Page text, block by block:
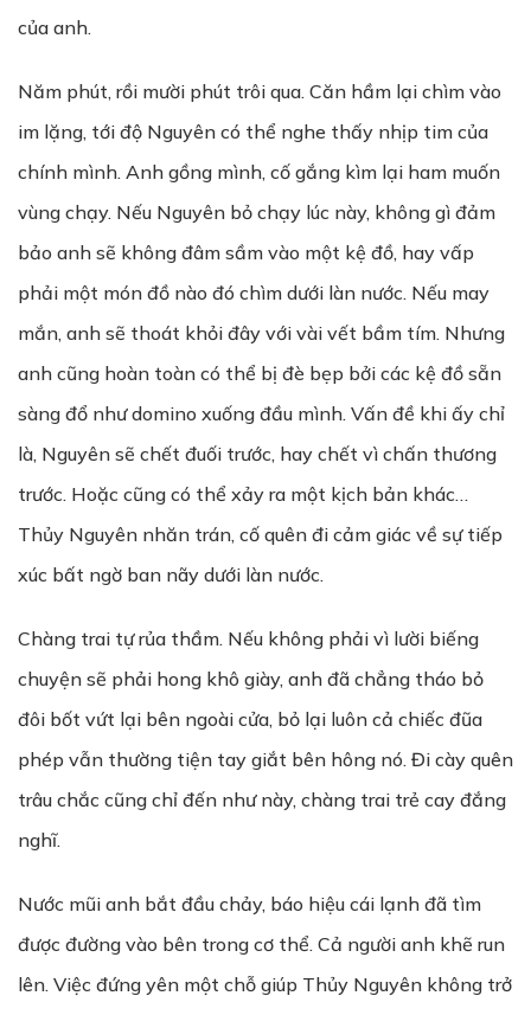
của anh.
Năm phút, rồi mười phút trôi qua. Căn hầm lại chìm vào
im lặng, tới độ Nguyên có thể nghe thấy nhịp tim của
chính mình. Anh gồng mình, cố gắng kìm lại ham muốn
vùng chạy. Nếu Nguyên bỏ chạy lúc này, không gì đảm
bảo anh sẽ không đâm sầm vào một kệ đồ, hay vấp
phải một món đồ nào đó chìm dưới làn nước. Nếu may
mắn, anh sẽ thoát khỏi đây với vài vết bầm tím. Nhưng
anh cũng hoàn toàn có thể bị đè bẹp bởi các kệ đồ sẵn
sàng đổ như domino xuống đầu mình. Vấn đề khi ấy chỉ
là, Nguyên sẽ chết đuối trước, hay chết vì chấn thương
trước. Hoặc cũng có thể xảy ra một kịch bản khác…
Thủy Nguyên nhăn trán, cố quên đi cảm giác về sự tiếp
xúc bất ngờ ban nãy dưới làn nước.
Chàng trai tự rủa thầm. Nếu không phải vì lười biếng
chuyện sẽ phải hong khô giày, anh đã chẳng tháo bỏ
đôi bốt vứt lại bên ngoài cửa, bỏ lại luôn cả chiếc đũa
phép vẫn thường tiện tay giắt bên hông nó. Đi cày quên
trâu chắc cũng chỉ đến như này, chàng trai trẻ cay đắng
nghĩ.
Nước mũi anh bắt đầu chảy, báo hiệu cái lạnh đã tìm
được đường vào bên trong cơ thể. Cả người anh khẽ run
lên. Việc đứng yên một chỗ giúp Thủy Nguyên không trở